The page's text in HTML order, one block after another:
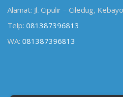
Alamat: Jl. Cipulir – Ciledug,
Telp: 081387396813
WA: 081387396813